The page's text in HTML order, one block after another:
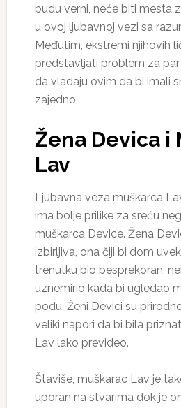
budu verni, neće biti mesta
u ovoj ljubavnoj vezi sa
Međutim, ekstremi njihovih
predstavljati problem za
da vladaju ovim da bi imali
zajedno.
Žena Devica i
Lav
Ljubavna veza muškarca
ima bolje prilike za sreću
muškarca Device. Žena
izbirljiva, ona čiji bi dom
trenutku bio besprekoran,
uznemirio kada bi ugledao
podu. Ženi Devici su
veliki napori da bi bila
Lav lako prevideo.
Štaviše, muškarac Lav je
uporan na stvarima dok je